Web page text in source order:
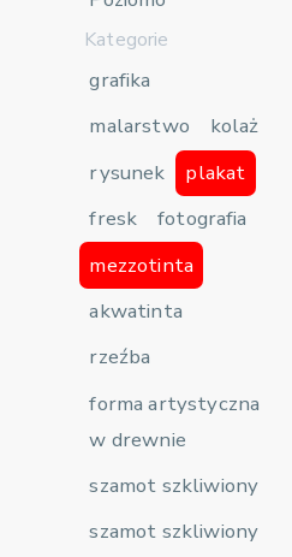
Kategorie
grafika
malarstwo
kolaż
rysunek
plakat
fresk
fotografia
mezzotinta
akwatinta
rzeźba
forma artystyczna
w drewnie
szamot szkliwiony
szamot szkliwiony